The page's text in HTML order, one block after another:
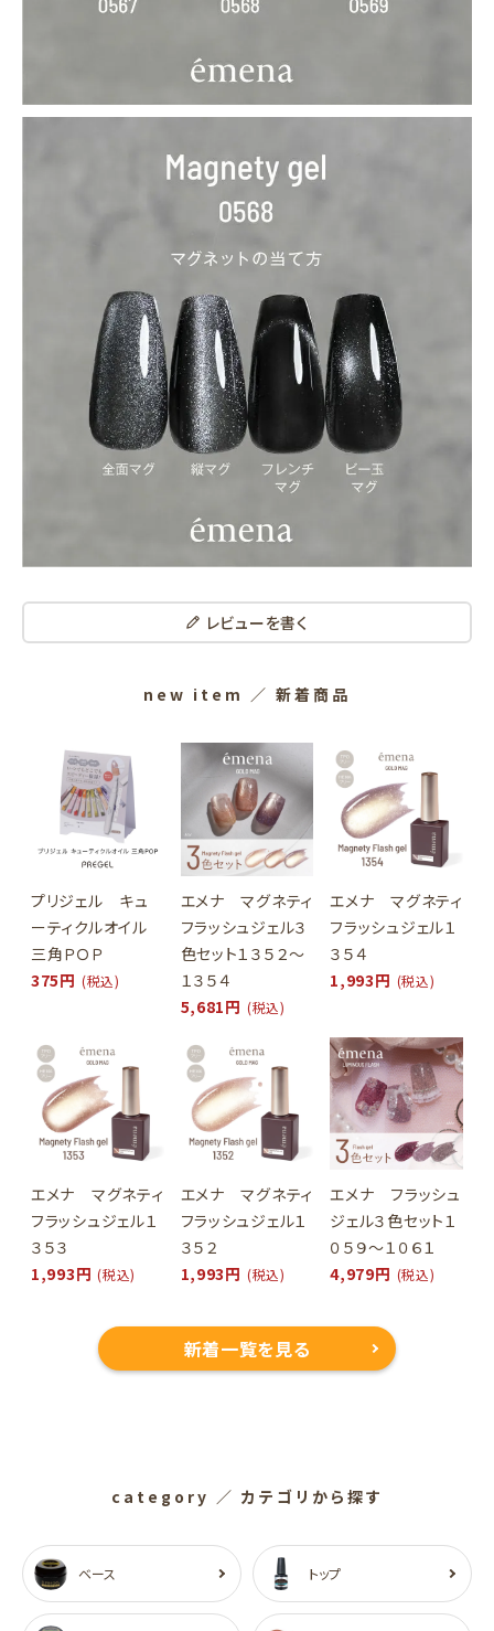
レビューを書く
new item ／ 新着商品
プリジェル キュ
ーティクルオイル
三角ＰＯＰ
375円 (税込)
エメナ マグネティ
フラッシュジェル３
色セット１３５２～
１３５４
5,681円 (税込)
エメナ マグネティ
フラッシュジェル１
３５４
1,993円 (税込)
エメナ マグネティ
フラッシュジェル１
３５３
1,993円 (税込)
エメナ マグネティ
フラッシュジェル１
３５２
1,993円 (税込)
エメナ フラッシュ
ジェル３色セット１
０５９～１０６１
4,979円 (税込)
新着一覧を見る
category ／ カテゴリから探す
ベース トップ